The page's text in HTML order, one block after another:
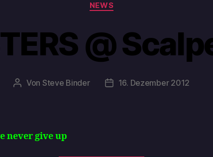
NEWS
@
Von Steve Binder 16. Dezember 2012
never give up